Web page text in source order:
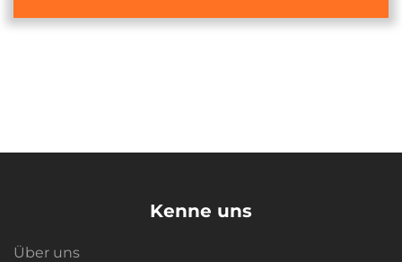
Kenne uns
Über uns